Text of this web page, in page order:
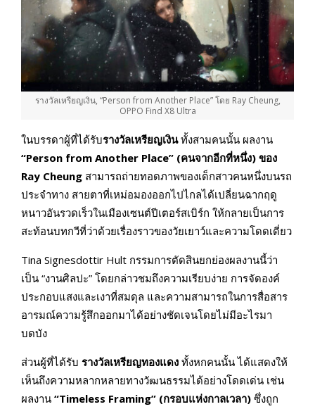
รางวัลเหรียญเงิน, “Person from Another Place” โดย Ray Cheung,
OPPO Find X8 Ultra
ในบรรดาผู้ที่ได้รับรางวัลเหรียญเงินทั้งสามคนนั้น ผลงาน
“Person from Another Place” (คนจากอีกที่หนึ่ง) ของ
Ray Cheung สามารถถ่ายทอดภาพของเด็กสาวคนหนึ่งบนรถ
ประจำทาง สายตาที่เหม่อมองออกไปไกลได้เปลี่ยนฉากฤดู
หนาวอันรวดเร็วในเมืองเซนต์ปีเตอร์สเบิร์ก ให้กลายเป็นการ
สะท้อนบทกวีที่ว่าด้วยเรื่องราวของวัยเยาว์และความโดดเดี่ยว
Tina Signesdottir Hult กรรมการตัดสินยกย่องผลงานนี้ว่า
เป็น “งานศิลปะ” โดยกล่าวชมถึงความเรียบง่าย การจัดองค์
ประกอบแสงและเงาที่สมดุล และความสามารถในการสื่อสาร
อารมณ์ความรู้สึกออกมาได้อย่างชัดเจนโดยไม่มีอะไรมา
บดบัง
ส่วนผู้ที่ได้รับ รางวัลเหรียญทองแดง ทั้งหกคนนั้น ได้แสดงให้
เห็นถึงความหลากหลายทางวัฒนธรรมได้อย่างโดดเด่น เช่น
ผลงาน “Timeless Framing” (กรอบแห่งกาลเวลา) ซึ่งถูก